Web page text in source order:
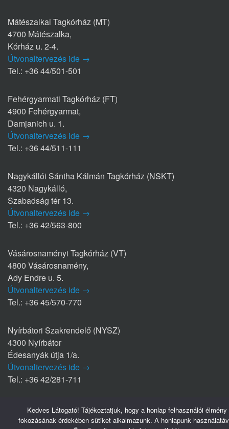
Mátészalkai Tagkórház (MT)
4700 Mátészalka,
Kórház u. 2-4.
Útvonaltervezés ide →
Tel.: +36 44/501-501
Fehérgyarmati Tagkórház (FT)
4900 Fehérgyarmat,
Damjanich u. 1.
Útvonaltervezés ide →
Tel.: +36 44/511-111
Nagykállói Sántha Kálmán Tagkórház (NSKT)
4320 Nagykálló,
Szabadság tér 13.
Útvonaltervezés ide →
Tel.: +36 42/563-800
Vásárosnaményi Tagkórház (VT)
4800 Vásárosnamény,
Ady Endre u. 5.
Útvonaltervezés ide →
Tel.: +36 45/570-770
Nyírbátori Szakrendelő (NYSZ)
4300 Nyírbátor
Édesanyák útja 1/a.
Útvonaltervezés ide →
Tel.: +36 42/281-711
Hasznos linkek
Kedves Látogató! Tájékoztatjuk, hogy a honlap felhasználói élmény
fokozásának érdekében sütiket alkalmazunk. A honlapunk